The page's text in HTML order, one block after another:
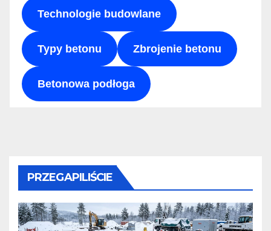
Technologie budowlane
Typy betonu Zbrojenie betonu
Betonowa podłoga
PRZEGAPILIŚCIE